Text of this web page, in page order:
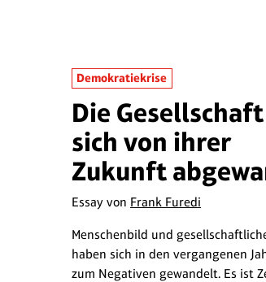
Demokratiekrise
Die
sich von ihrer
Zukunft
Essay von Frank Furedi
Menschenbild und
haben sich in den vergangenen
zum Negativen gewandelt. Es ist